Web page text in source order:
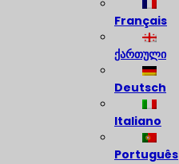
Français
ქართული
Deutsch
Italiano
Português